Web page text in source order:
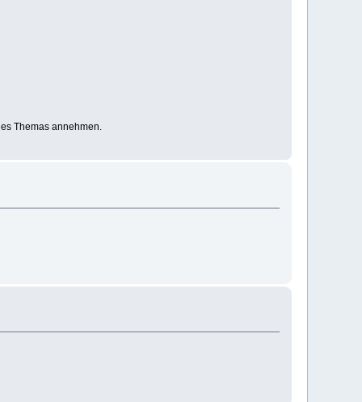
Themas annehmen.